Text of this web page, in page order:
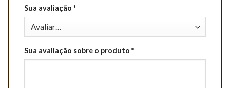
Sua avaliação *
Sua avaliação sobre o produto *